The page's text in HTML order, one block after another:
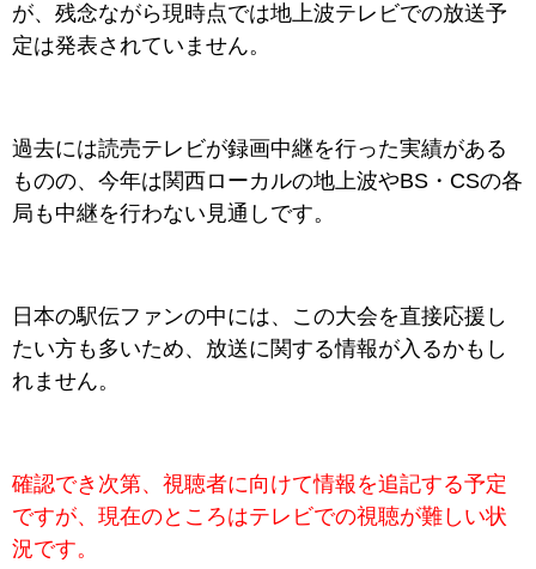
が、残念ながら現時点では地上波テレビでの放送予
定は発表されていません。
過去には読売テレビが録画中継を行った実績がある
ものの、今年は関西ローカルの地上波やBS・CSの各
局も中継を行わない見通しです。
日本の駅伝ファンの中には、この大会を直接応援し
たい方も多いため、放送に関する情報が入るかもし
れません。
確認でき次第、視聴者に向けて情報を追記する予定
ですが、現在のところはテレビでの視聴が難しい状
況です。